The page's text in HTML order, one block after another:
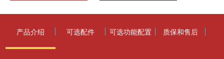
产品介绍 可选配件 可选功能配置 质保和售后